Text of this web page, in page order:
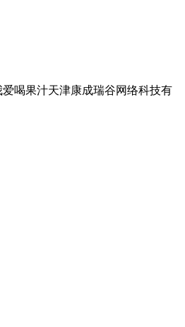
喝果汁天津康成瑞谷网络科技有